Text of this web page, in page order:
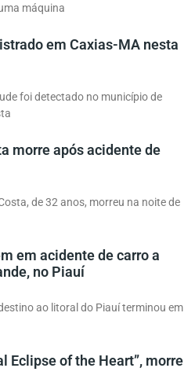
máquina
em Caxias-MA nesta
foi detectado no município de
morre após acidente de
de 32 anos, morreu na noite de
em acidente de carro a
no Piauí
ao litoral do Piauí terminou em
Eclipse of the Heart”, morre